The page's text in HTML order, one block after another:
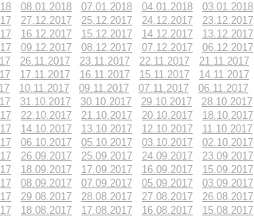
08.01.2018 07.01.2018 04.01.2018 03.01.2018
27.12.2017 25.12.2017 24.12.2017 23.12.2017
16.12.2017 15.12.2017 14.12.2017 13.12.2017
09.12.2017 08.12.2017 07.12.2017 06.12.2017
26.11.2017 23.11.2017 22.11.2017 21.11.2017
17.11.2017 16.11.2017 15.11.2017 14.11.2017
10.11.2017 09.11.2017 07.11.2017 06.11.2017
31.10.2017 30.10.2017 29.10.2017 28.10.2017
22.10.2017 21.10.2017 20.10.2017 18.10.2017
14.10.2017 13.10.2017 12.10.2017 11.10.2017
06.10.2017 05.10.2017 03.10.2017 02.10.2017
26.09.2017 25.09.2017 24.09.2017 23.09.2017
18.09.2017 17.09.2017 16.09.2017 15.09.2017
08.09.2017 07.09.2017 05.09.2017 03.09.2017
29.08.2017 28.08.2017 27.08.2017 26.08.2017
18.08.2017 17.08.2017 16.08.2017 15.08.2017